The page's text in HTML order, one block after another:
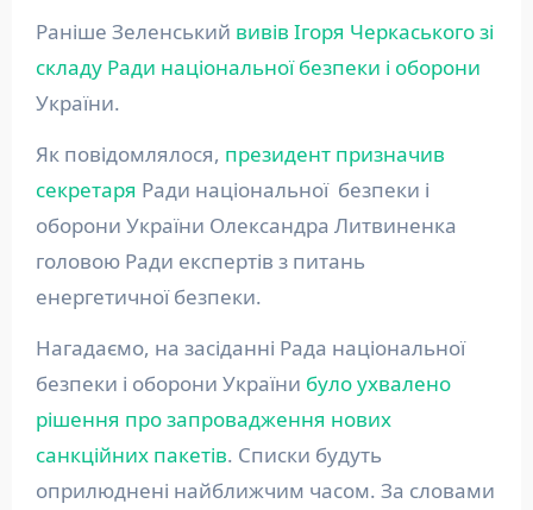
Раніше Зеленський вивів Ігоря Черкаського зі
складу Ради національної безпеки і оборони
України.
Як повідомлялося, президент призначив
секретаря Ради національної безпеки і
оборони України Олександра Литвиненка
головою Ради експертів з питань
енергетичної безпеки.
Нагадаємо, на засіданні Рада національної
безпеки і оборони України було ухвалено
рішення про запровадження нових
санкційних пакетів. Списки будуть
оприлюднені найближчим часом. За словами